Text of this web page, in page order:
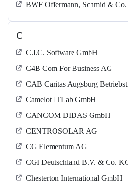
BWF Offermann, Schmid &
C
C.I.C. Software GmbH
C4B Com For Business AG
CAB Caritas Augsburg
Camelot ITLab GmbH
CANCOM DIDAS GmbH
CENTROSOLAR AG
CG Elementum AG
CGI Deutschland B.V. & Co.
Chesterton International GmbH